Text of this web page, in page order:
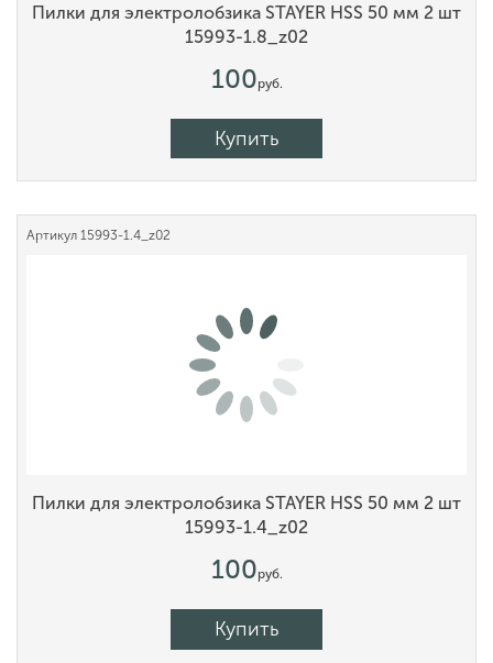
Пилки для электролобзика STAYER HSS 50 мм 2 шт
15993-1.8_z02
100руб.
Купить
Артикул 15993-1.4_z02
Пилки для электролобзика STAYER HSS 50 мм 2 шт
15993-1.4_z02
100руб.
Купить